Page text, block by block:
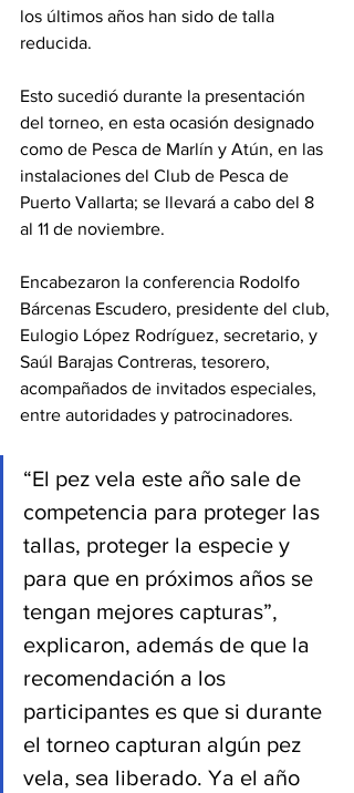
los últimos años han sido de talla
reducida.
Esto sucedió durante la presentación
del torneo, en esta ocasión designado
como de Pesca de Marlín y Atún, en las
instalaciones del Club de Pesca de
Puerto Vallarta; se llevará a cabo del 8
al 11 de noviembre.
Encabezaron la conferencia Rodolfo
Bárcenas Escudero, presidente del club,
Eulogio López Rodríguez, secretario, y
Saúl Barajas Contreras, tesorero,
acompañados de invitados especiales,
entre autoridades y patrocinadores.
“El pez vela este año sale de
competencia para proteger las
tallas, proteger la especie y
para que en próximos años se
tengan mejores capturas”,
explicaron, además de que la
recomendación a los
participantes es que si durante
el torneo capturan algún pez
vela, sea liberado. Ya el año